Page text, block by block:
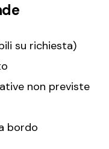
su richiesta)
non previste
bordo